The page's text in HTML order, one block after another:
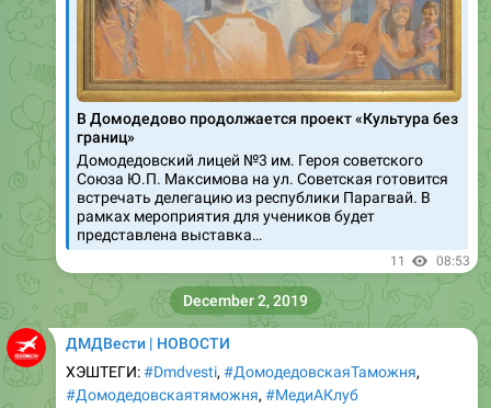
В Домодедово продолжается проект «Культура без
границ»
Домодедовский лицей №3 им. Героя советского
Союза Ю.П. Максимова на ул. Советская готовится
встречать делегацию из республики Парагвай. В
рамках мероприятия для учеников будет
представлена выставка…
ДМДВести | НОВОСТИ
ХЭШТЕГИ:#Dmdvesti,#ДомодедовскаяТаможня,
#Домодедовскаятяможня
РУБРИКИ: Главные новости, Домодедовская таможня,
меди[A]клуб, Новости
December 2, 2019